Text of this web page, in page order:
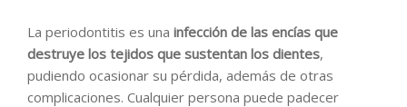
La periodontitis es una infección de las encías que
destruye los tejidos que sustentan los dientes,
pudiendo ocasionar su pérdida, además de otras
complicaciones. Cualquier persona puede padecer